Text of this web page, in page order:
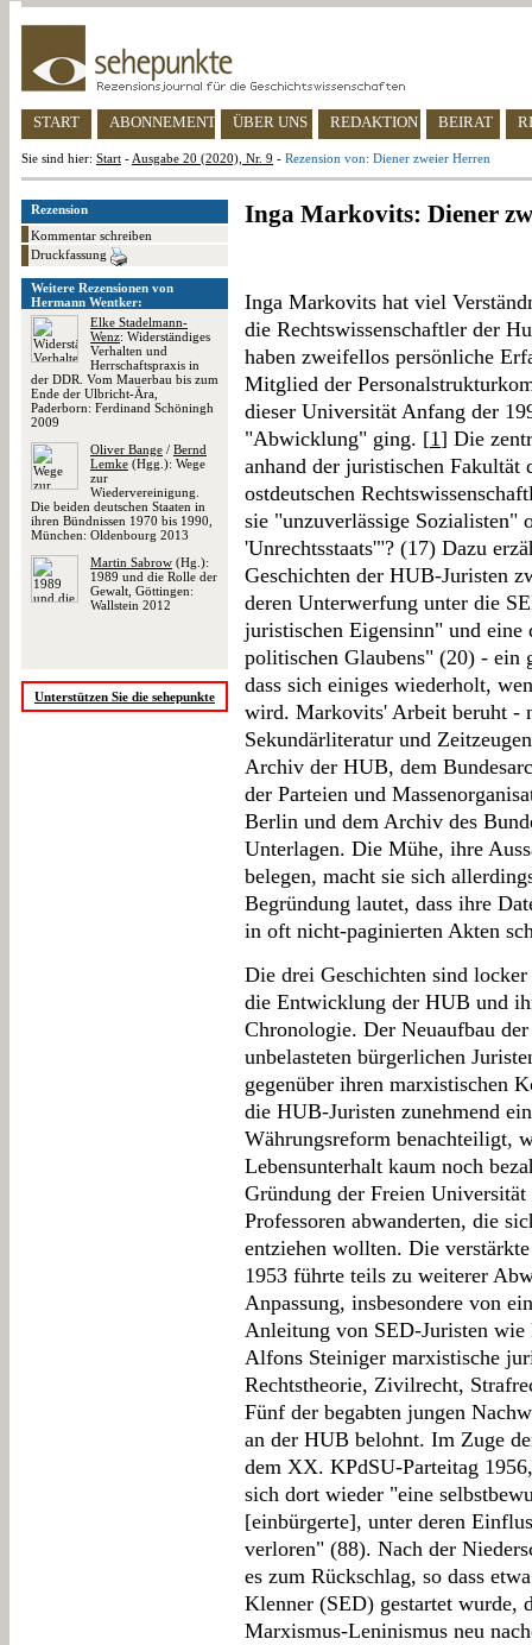
START ABONNEMENT ÜBER UNS REDAKTION BEIRAT
Sie sind hier: Start - Ausgabe 20 (2020), Nr. 9 - Rezension von: Diener zweier Herren
Rezension
Kommentar schreiben
Druckfassung
Weitere Rezensionen von
Hermann Wentker:
Elke Stadelmann-
Wenz: Widerständiges
Verhalten und
Herrschaftspraxis in
der DDR. Vom Mauerbau bis zum
Ende der Ulbricht-Ära,
Paderborn: Ferdinand Schöningh
2009
Oliver Bange / Bernd
Lemke (Hgg.): Wege
zur
Wiedervereinigung.
Die beiden deutschen Staaten in
ihren Bündnissen 1970 bis 1990,
München: Oldenbourg 2013
Martin Sabrow (Hg.):
1989 und die Rolle der
Gewalt, Göttingen:
Wallstein 2012
Unterstützen Sie die sehepunkte
Inga Markovits: Diener
Inga Markovits hat viel
die Rechtswissenschaftler der
haben zweifellos persönliche
Mitglied der
dieser Universität Anfang der
"Abwicklung" ging. [1] Die
anhand der juristischen
ostdeutschen
sie "unzuverlässige Sozialisten"
'Unrechtsstaats'"? (17) Dazu
Geschichten der HUB-Juristen
deren Unterwerfung unter die
juristischen Eigensinn" und
politischen Glaubens" (20) -
dass sich einiges wiederholt,
wird. Markovits' Arbeit beruht -
Sekundärliteratur und
Archiv der HUB, dem
der Parteien und
Berlin und dem Archiv des
Unterlagen. Die Mühe, ihre
belegen, macht sie sich
Begründung lautet, dass ihre
in oft nicht-paginierten Akten
Die drei Geschichten sind
die Entwicklung der HUB und
Chronologie. Der Neuaufbau
unbelasteten bürgerlichen
gegenüber ihren marxistischen
die HUB-Juristen zunehmend
Währungsreform benachteiligt,
Lebensunterhalt kaum noch
Gründung der Freien
Professoren abwanderten, die
entziehen wollten. Die
1953 führte teils zu weiterer
Anpassung, insbesondere von
Anleitung von SED-Juristen
Alfons Steiniger marxistische
Rechtstheorie, Zivilrecht,
Fünf der begabten jungen
an der HUB belohnt. Im Zuge
dem XX. KPdSU-Parteitag
sich dort wieder "eine
[einbürgerte], unter deren
verloren" (88). Nach der
es zum Rückschlag, so dass
Klenner (SED) gestartet wurde,
Marxismus-Leninismus neu